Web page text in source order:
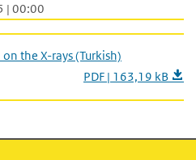
| 00:00
the X-rays (Turkish)
PDF | 163,19 kB